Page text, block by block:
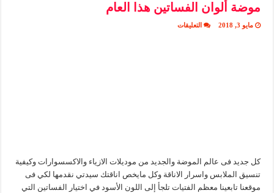
موضة ألوان الفساتين هذا العام
مايو 3, 2018 التعليقاتعلى
كل جديد فى عالم الموضة والجديد من موديلات الازياء والاكسسوارات وكيفية
تنسيق الملابس واسرار الاناقة وكل مايخص اناقتك سيدتي نقدمها لكي فى
موقعنا تابعينا معظم الفتيات تلجأ إلى اللون الأسود في اختيار الفساتين التي